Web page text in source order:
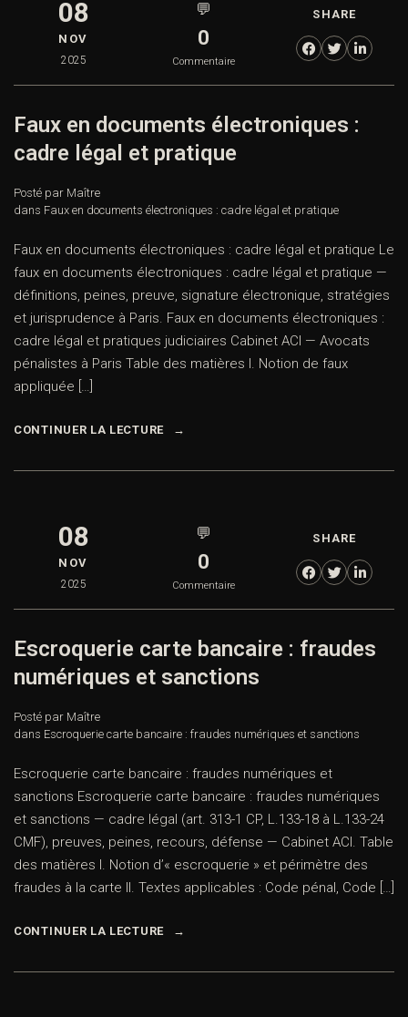
08
NOV
2025
💬
0
Commentaire
SHARE
Faux en documents électroniques :
cadre légal et pratique
Posté par Maître
dans Faux en documents électroniques : cadre légal et pratique
Faux en documents électroniques : cadre légal et pratique Le
faux en documents électroniques : cadre légal et pratique —
définitions, peines, preuve, signature électronique, stratégies
et jurisprudence à Paris. Faux en documents électroniques :
cadre légal et pratiques judiciaires Cabinet ACI — Avocats
pénalistes à Paris Table des matières I. Notion de faux
appliquée […]
CONTINUER LA LECTURE
08
NOV
2025
💬
0
Commentaire
SHARE
Escroquerie carte bancaire : fraudes
numériques et sanctions
Posté par Maître
dans Escroquerie carte bancaire : fraudes numériques et sanctions
Escroquerie carte bancaire : fraudes numériques et
sanctions Escroquerie carte bancaire : fraudes numériques
et sanctions — cadre légal (art. 313-1 CP, L.133-18 à L.133-24
CMF), preuves, peines, recours, défense — Cabinet ACI. Table
des matières I. Notion d’« escroquerie » et périmètre des
fraudes à la carte II. Textes applicables : Code pénal, Code […]
CONTINUER LA LECTURE